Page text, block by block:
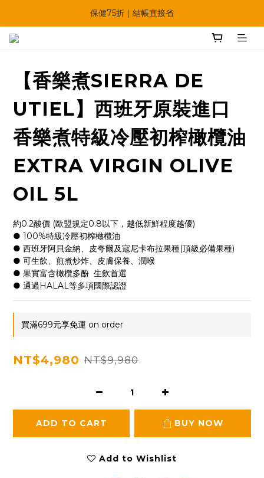
🔥夏日多重好康一次享！
【快點學】線上課程平台正式上線！
【香樂煮SIERRA DE
UTIEL】西班牙原裝進口
香樂煮特級冷壓初榨橄欖油
EXTRA VIRGIN OLIVE
OIL 5L
約0.2酸價 (歐盟規定0.8以下，越低新鮮程度越優)
● 100%特級冷壓初榨橄欖油
● 西班牙阿貝金納、皮夸爾及寇尼卡布拉果種(頂級必備果種)
● 可生飲、煎煮炒炸、皮膚保養、潤喉
● 果實富含橄欖多酚  生飲首選
● 通過HALAL等多項國際認證
買滿699元享免運 on order
NT$4,980 NT$9,980
ADD TO CART BUY NOW
Add to Wishlist